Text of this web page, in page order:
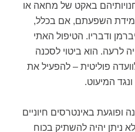
באקט של מחאה או
השפעתם, אם בכלל,
ודבריו. הטיפול האתי
לרעה. הוא ביטוי לסכנה
פוליטית – להפעיל את
המיעוט.
ופוגעת באינטרסים חיוניים
ניתן יהיה להשתיק בכוח